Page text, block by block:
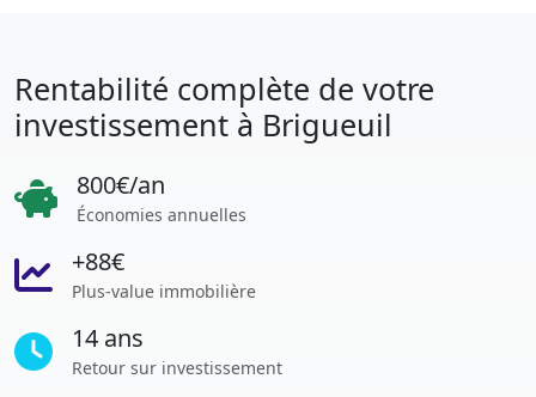
Rentabilité complète de votre
investissement à Brigueuil
800€/an
Économies annuelles
+88€
Plus-value immobilière
14 ans
Retour sur investissement